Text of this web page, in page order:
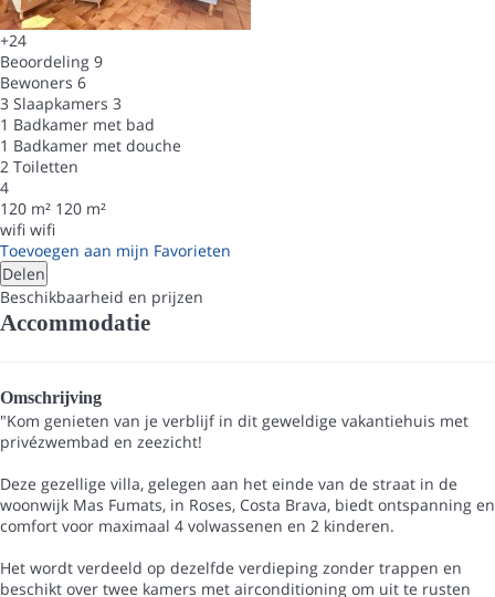
+24
Beoordeling 9
Bewoners 6
3 Slaapkamers 3
1 Badkamer met bad
1 Badkamer met douche
2 Toiletten
4
120 m² 120 m²
wifi wifi
Toevoegen aan mijn Favorieten
Delen
Beschikbaarheid en prijzen
Accommodatie
Omschrijving
"Kom genieten van je verblijf in dit geweldige vakantiehuis met
privézwembad en zeezicht!
Deze gezellige villa, gelegen aan het einde van de straat in de
woonwijk Mas Fumats, in Roses, Costa Brava, biedt ontspanning en
comfort voor maximaal 4 volwassenen en 2 kinderen.
Het wordt verdeeld op dezelfde verdieping zonder trappen en
beschikt over twee kamers met airconditioning om uit te rusten